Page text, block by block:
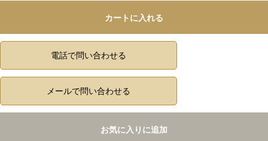
カートに入れる
電話で問い合わせる
メールで問い合わせる
お気に入りに追加